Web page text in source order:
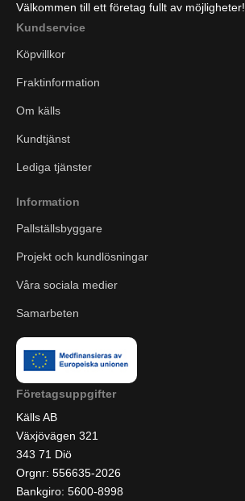
Välkommen till ett företag fullt av möjligheter!
Kundservice
Köpvillkor
Fraktinformation
Om källs
Kundtjänst
Lediga tjänster
Information
Pallställsbyggare
Projekt och kundlösningar
Våra sociala medier
Samarbeten
Företagsuppgifter
Källs AB
Växjövägen 321
343 71 Diö
Orgnr: 556635-2026
Bankgiro: 5600-8998